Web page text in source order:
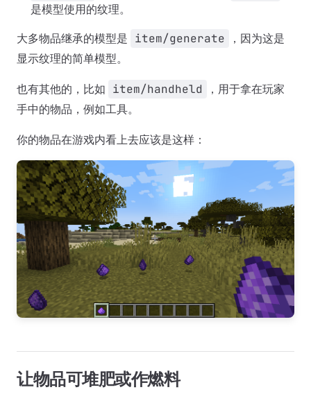
是模型使用的纹理。
大多物品继承的模型是 item/generate
，因为这是
显示纹理的简单模型。
也有其他的，比如 item/handheld
，用于拿在玩家
手中的物品，例如工具。
你的物品在游戏内看上去应该是这样：
让物品可堆肥或作燃料